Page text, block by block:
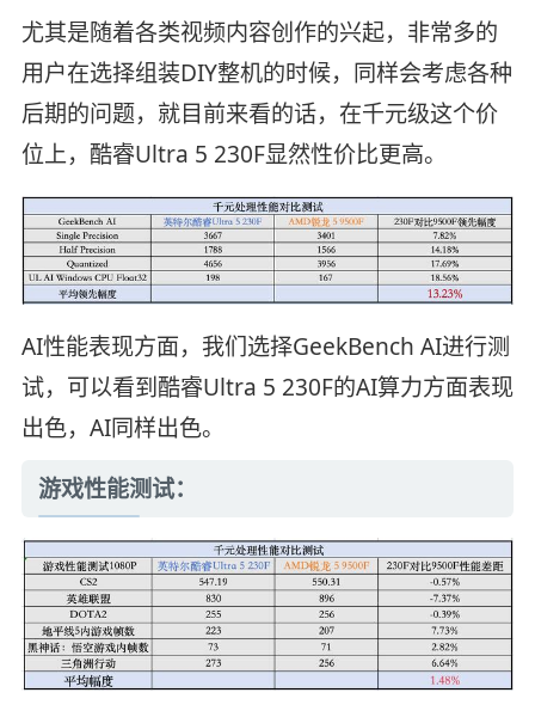
尤其是随着各类视频内容创作的兴起，非常多的
用户在选择组装DIY整机的时候，同样会考虑各种
后期的问题，就目前来看的话，在千元级这个价
位上，酷睿Ultra 5 230F显然性价比更高。
AI性能表现方面，我们选择GeekBench AI进行测
试，可以看到酷睿Ultra 5 230F的AI算力方面表现
出色，AI同样出色。
游戏性能测试：